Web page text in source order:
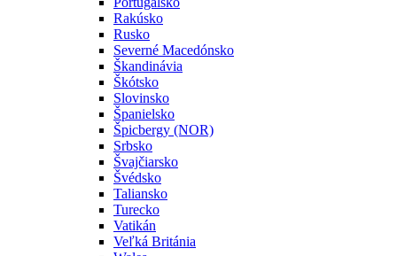
Rakúsko
Rusko
Severné Macedónsko
Škandinávia
Škótsko
Slovinsko
Španielsko
Špicbergy (NOR)
Srbsko
Švajčiarsko
Švédsko
Taliansko
Turecko
Vatikán
Veľká Británia